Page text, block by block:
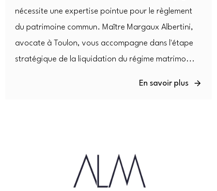
nécessite une expertise pointue pour le règlement
du patrimoine commun. Maître Margaux Albertini,
avocate à Toulon, vous accompagne dans l'étape
stratégique de la liquidation du régime matrimo...
En savoir plus